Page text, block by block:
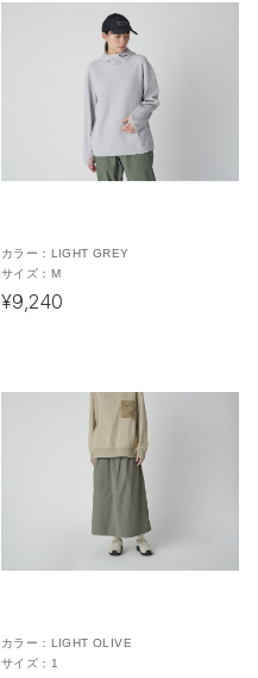
カラー： LIGHT GREY
サイズ： M
¥9,240
カラー： LIGHT OLIVE
サイズ： 1